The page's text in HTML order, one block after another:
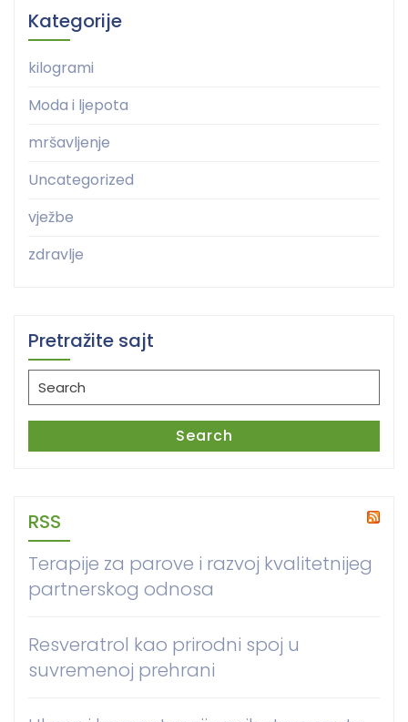
Kategorije
kilogrami
Moda i ljepota
mršavljenje
Uncategorized
vježbe
zdravlje
Pretražite sajt
Search
for:
Search
RSS
Terapije za parove i razvoj kvalitetnijeg
partnerskog odnosa
Resveratrol kao prirodni spoj u
suvremenoj prehrani